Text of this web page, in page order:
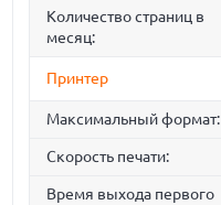
Количество страниц в
месяц:
Принтер
Максимальный формат:
Скорость печати:
Время выхода первого